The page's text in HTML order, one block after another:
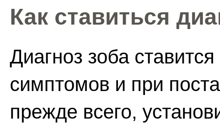
Как ставиться
Диагноз зоба
симптомов и при
прежде всего,